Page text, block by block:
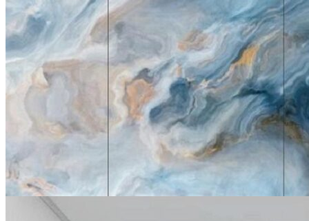
Tuyển dụng
Kiến tạo